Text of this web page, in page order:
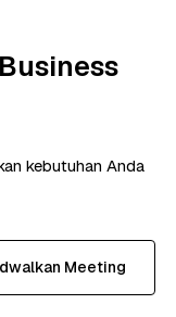
kebutuhan Anda
Meeting